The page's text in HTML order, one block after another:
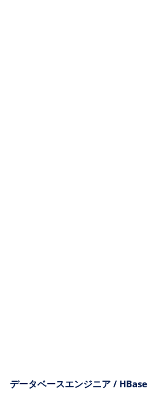
データベースエンジニア / HBase